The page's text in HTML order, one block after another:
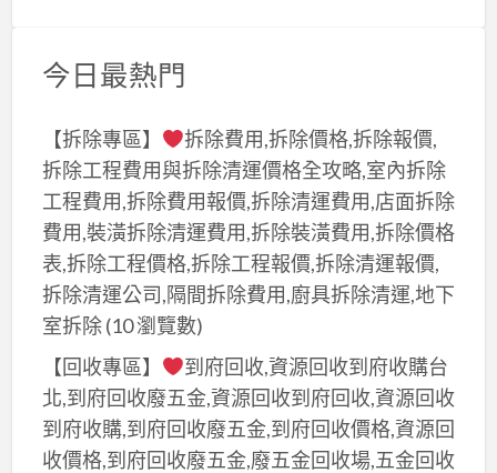
今日最熱門
【拆除專區】
拆除費用,拆除價格,拆除報價,
拆除工程費用與拆除清運價格全攻略,室內拆除
工程費用,拆除費用報價,拆除清運費用,店面拆除
費用,裝潢拆除清運費用,拆除裝潢費用,拆除價格
表,拆除工程價格,拆除工程報價,拆除清運報價,
拆除清運公司,隔間拆除費用,廚具拆除清運,地下
室拆除(10 瀏覽數)
【回收專區】
到府回收,資源回收到府收購台
北,到府回收廢五金,資源回收到府回收,資源回收
到府收購,到府回收廢五金,到府回收價格,資源回
收價格,到府回收廢五金,廢五金回收場,五金回收